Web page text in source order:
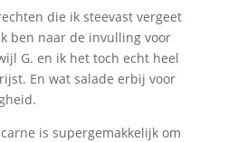
die ik steevast vergeet
ben naar de invulling voor
G. en ik het toch echt heel
En wat salade erbij voor
is supergemakkelijk om